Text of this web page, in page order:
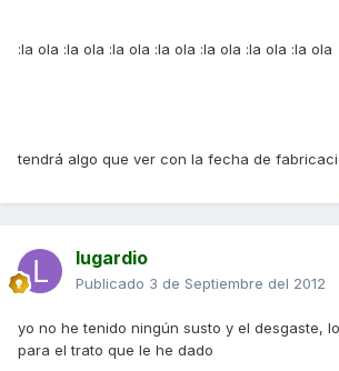
:la ola :la ola :la ola :la ola :la ola :la ola :la ola
tendrá algo que ver con la fecha de
lugardio
Publicado 3 de Septiembre del 2012
yo no he tenido ningún susto y el desgaste,
para el trato que le he dado